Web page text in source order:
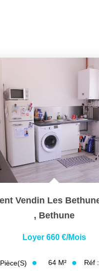
, Bethune
Loyer 660 €/mois
Pièce(s) 64 M² Réf :